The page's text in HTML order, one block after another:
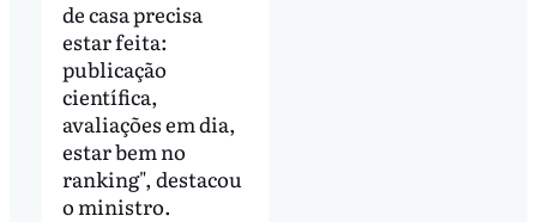
de casa precisa
estar feita:
publicação
científica,
avaliações em dia,
estar bem no
ranking", destacou
o ministro.